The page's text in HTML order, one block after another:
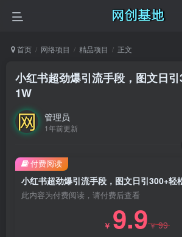
首页 网络项目 精品项目 正文
小红书超劲爆引流手段，图文日
1W
管理员
1年前更新
小红书超劲爆引流手段，图文日引300+轻
此内容为付费阅读，请付费后查看
￥ 9.9￥99
付费阅读